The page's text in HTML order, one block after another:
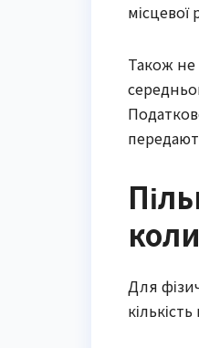
Також не
Для